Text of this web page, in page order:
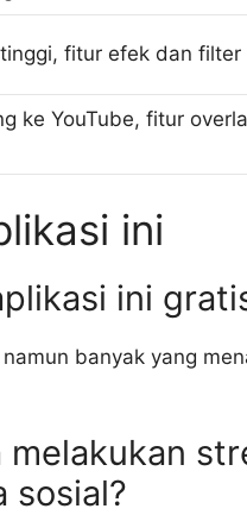
fitur efek dan filter
ke YouTube, fitur
ini
ini
banyak yang
melakukan
sosial?